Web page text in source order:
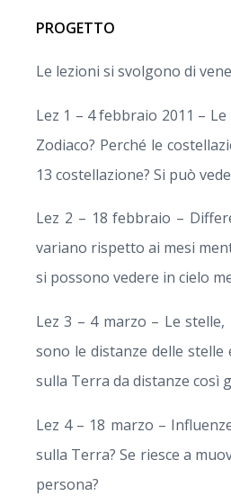
PROGETTO
Le lezioni si svolgono di
Lez 1 – 4 febbraio 2011 –
Zodiaco? Perché le
13 costellazione? Si può
Lez 2 – 18 febbraio –
variano rispetto ai mesi
si possono vedere in cielo
Lez 3 – 4 marzo – Le
sono le distanze delle stelle
sulla Terra da distanze così
Lez 4 – 18 marzo –
sulla Terra? Se riesce a
persona?